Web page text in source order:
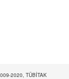
2020, TÜBİTAK